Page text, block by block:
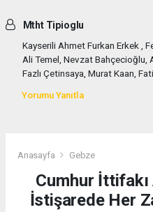
Mtht Tipioglu
Kayserili Ahmet Furkan Erkek ,
Ali Temel, Nevzat Bahçecioğlu,
Fazlı Çetinsaya, Murat Kaan,
Yorumu Yanıtla
Anasayfa Gebze
Cumhur İttifakı
İstişarede Her